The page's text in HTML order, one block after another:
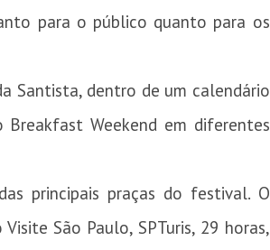
para o público quanto para os
Santista, dentro de um calendário
Weekend em diferentes
principais praças do festival. O
São Paulo, SPTuris, 29 horas,